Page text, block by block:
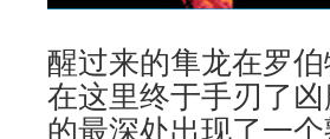
醒过来的隼龙在罗
在这里终于手刃了
的最深处出现了一